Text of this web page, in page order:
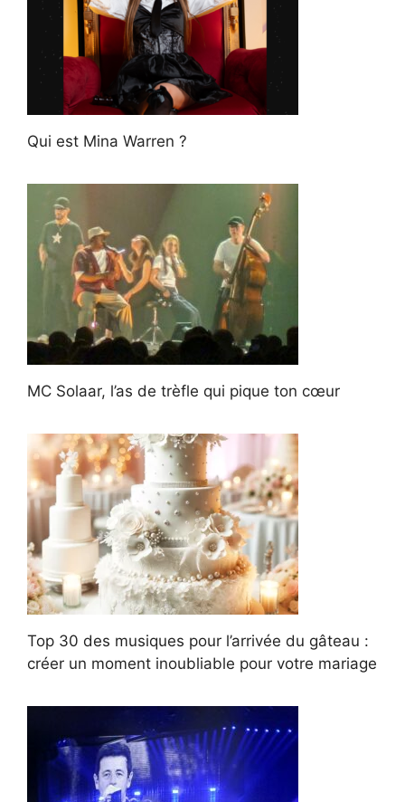
Qui est Mina Warren ?
MC Solaar, l’as de trèfle qui pique ton cœur
Top 30 des musiques pour l’arrivée du gâteau :
créer un moment inoubliable pour votre mariage